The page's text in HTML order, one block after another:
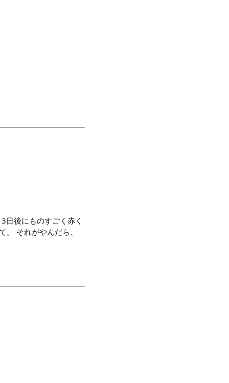
日後にものすごく赤く
それがやんだら、